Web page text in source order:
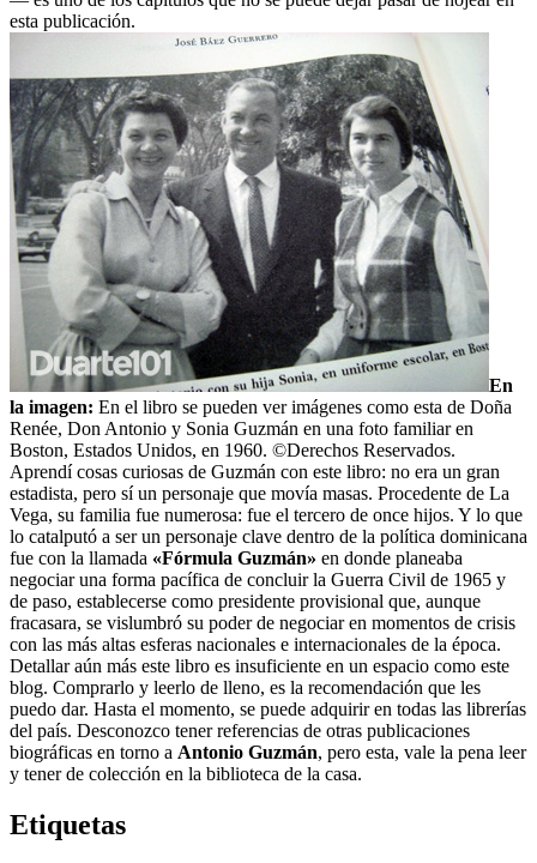
esta publicación.
En
la imagen: En el libro se pueden ver imágenes como esta de Doña
Renée, Don Antonio y Sonia Guzmán en una foto familiar en
Boston, Estados Unidos, en 1960. ©Derechos Reservados.
Aprendí cosas curiosas de Guzmán con este libro: no era un gran
estadista, pero sí un personaje que movía masas. Procedente de La
Vega, su familia fue numerosa: fue el tercero de once hijos. Y lo que
lo catalputó a ser un personaje clave dentro de la política dominicana
fue con la llamada «Fórmula Guzmán» en donde planeaba
negociar una forma pacífica de concluir la Guerra Civil de 1965 y
de paso, establecerse como presidente provisional que, aunque
fracasara, se vislumbró su poder de negociar en momentos de crisis
con las más altas esferas nacionales e internacionales de la época.
Detallar aún más este libro es insuficiente en un espacio como este
blog. Comprarlo y leerlo de lleno, es la recomendación que les
puedo dar. Hasta el momento, se puede adquirir en todas las librerías
del país. Desconozco tener referencias de otras publicaciones
biográficas en torno a Antonio Guzmán, pero esta, vale la pena leer
y tener de colección en la biblioteca de la casa.
Etiquetas